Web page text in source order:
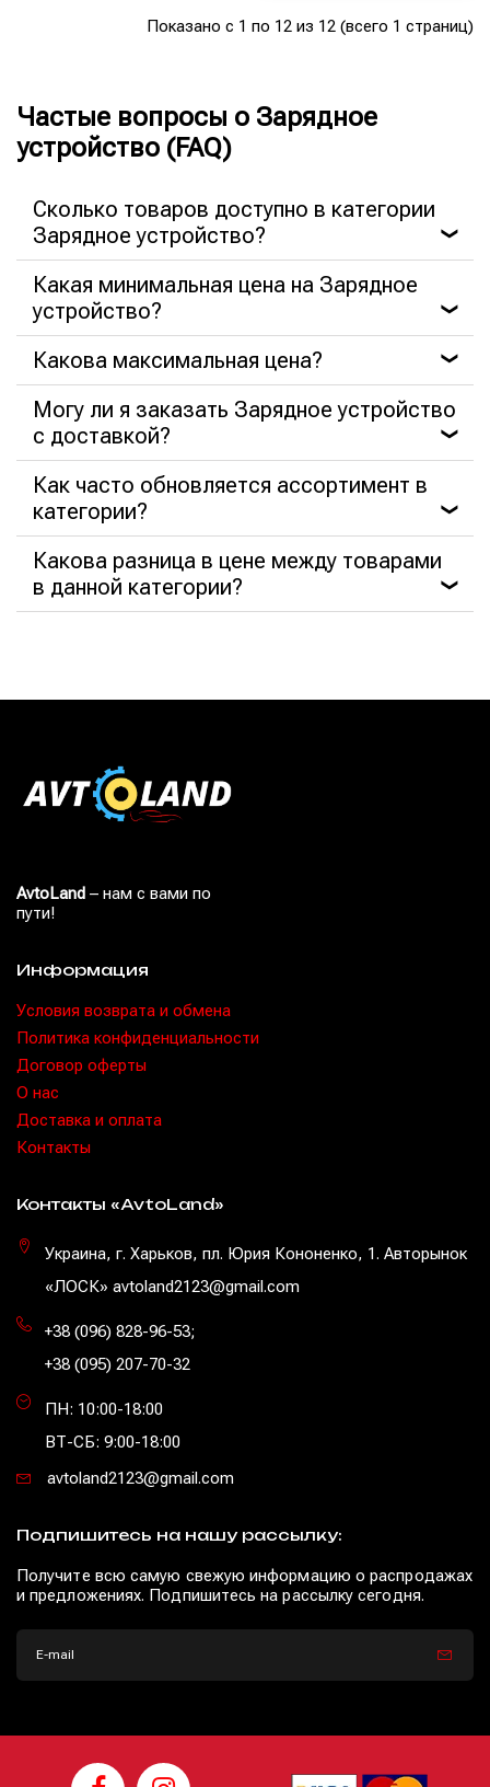
Показано с 1 по 12 из 12 (всего 1 страниц)
Частые вопросы о Зарядное
устройство (FAQ)
Сколько товаров доступно в категории
Зарядное устройство?
❯
Какая минимальная цена на Зарядное
устройство?
❯
Какова максимальная цена? ❯
Могу ли я заказать Зарядное устройство
с доставкой?
❯
Как часто обновляется ассортимент в
категории?
❯
Какова разница в цене между товарами
в данной категории?
❯
AvtoLand – нам с вами по
пути!
Информация
Условия возврата и обмена
Политика конфиденциальности
Договор оферты
O нас
Доставка и оплата
Контакты
Контакты «AvtoLand»
Украина, г. Харьков, пл. Юрия Кононенко, 1. Авторынок
«ЛОСК» avtoland2123@gmail.com
+38 (096) 828-96-53;
+38 (095) 207-70-32
ПН: 10:00-18:00
ВТ-СБ: 9:00-18:00
avtoland2123@gmail.com
Подпишитесь на нашу рассылку:
Получите всю самую свежую информацию о распродажах
и предложениях. Подпишитесь на рассылку сегодня.